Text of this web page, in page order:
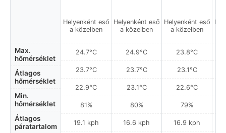
Max.
hőmérséklet
Átlagos
hőmérséklet
Min.
hőmérséklet
Átlagos
páratartalom
Helyenként eső
a közelben
24.7°C
23.7°C
22.9°C
81%
19.1 kph
Helyenként eső
a közelben
24.9°C
23.7°C
23.1°C
80%
16.6 kph
Helyenként eső
a közelben
23.8°C
23.1°C
22.6°C
79%
16.9 kph